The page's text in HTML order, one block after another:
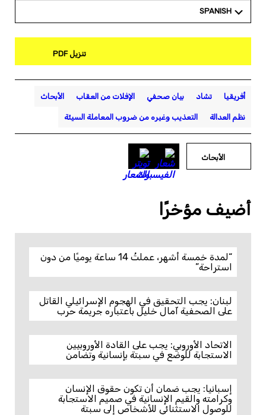
SPANISH
تنزيل PDF
أفريقيا تشاد بيان صحفي الإفلات من العقاب الأبحاث
نظم العدالة التعذيب وغيره من ضروب المعاملة السيئة
الأبحاث
أضيف مؤخرًا
“لمدة خمسة أشهر، عملتُ 14 ساعة يوميًا من دون
استراحة”
لبنان: يجب التحقيق في الهجوم الإسرائيلي القاتل
على الصحفية آمال خليل باعتباره جريمة حرب
الاتحاد الأوروبي: يجب على القادة الأوروبيين
الاستجابة للوضع في سبتة بإنسانية وتضامن
إسبانيا: يجب ضمان أن تكون حقوق الإنسان
وكرامته والقيم الإنسانية في صميم الاستجابة
للوصول الاستثنائي للأشخاص إلى سبتة